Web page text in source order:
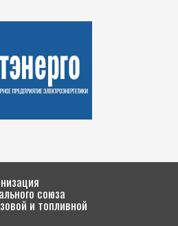
союза
и топливной